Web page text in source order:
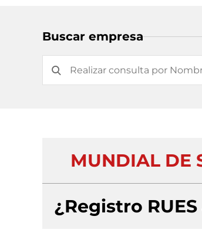
Buscar empresa
MUNDIAL DE
¿Registro